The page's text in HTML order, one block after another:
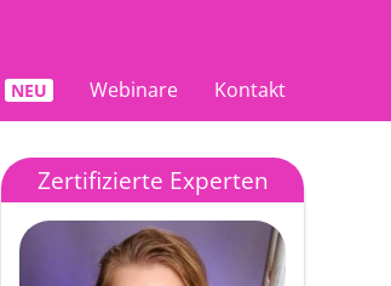
Webinare Kontakt
Zertifizierte Experten